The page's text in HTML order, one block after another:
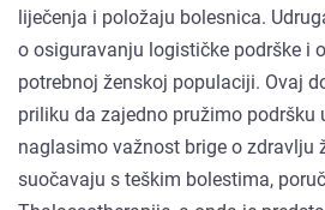
liječenja i položaju bolesnica.
o osiguravanju logističke podrške i
potrebnoj ženskoj populaciji. Ovaj
priliku da zajedno pružimo podršku
naglasimo važnost brige o zdravlju
suočavaju s teškim bolestima,